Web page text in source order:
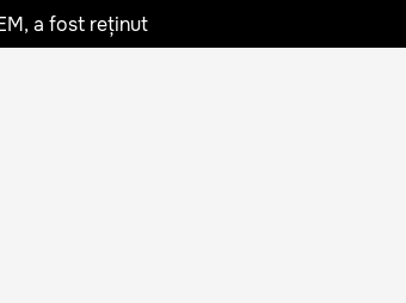
a fost reținut